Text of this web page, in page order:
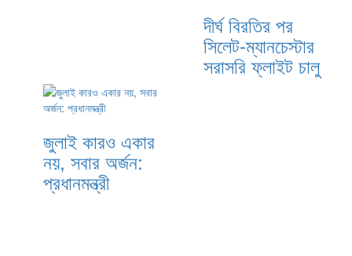
দীর্ঘ বিরতির পর
সিলেট-ম্যানচেস্টার
সরাসরি ফ্লাইট চালু
জুলাই কারও একার
নয়, সবার অর্জন:
প্রধানমন্ত্রী